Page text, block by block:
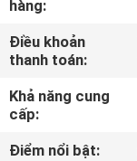
THAM
QUAN
NHÀ
MÁY
hàng:
Điều khoản
thanh toán:
Khả năng cung
cấp:
Điểm nổi bật: